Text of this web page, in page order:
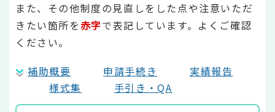
また、その他制度の見直しをした点や注意いただ
きたい箇所を赤字で表記しています。よくご確認
ください。
補助概要
申請手続き
実績報告
様式集
手引き・QA